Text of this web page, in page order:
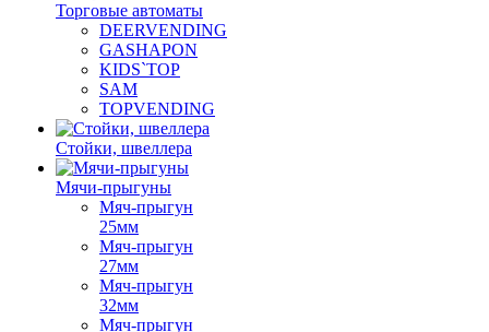
Торговые автоматы
DEERVENDING
GASHAPON
KIDS`TOP
SAM
TOPVENDING
Стойки, швеллера
Мячи-прыгуны
Мяч-прыгун
25мм
Мяч-прыгун
27мм
Мяч-прыгун
32мм
Мяч-прыгун